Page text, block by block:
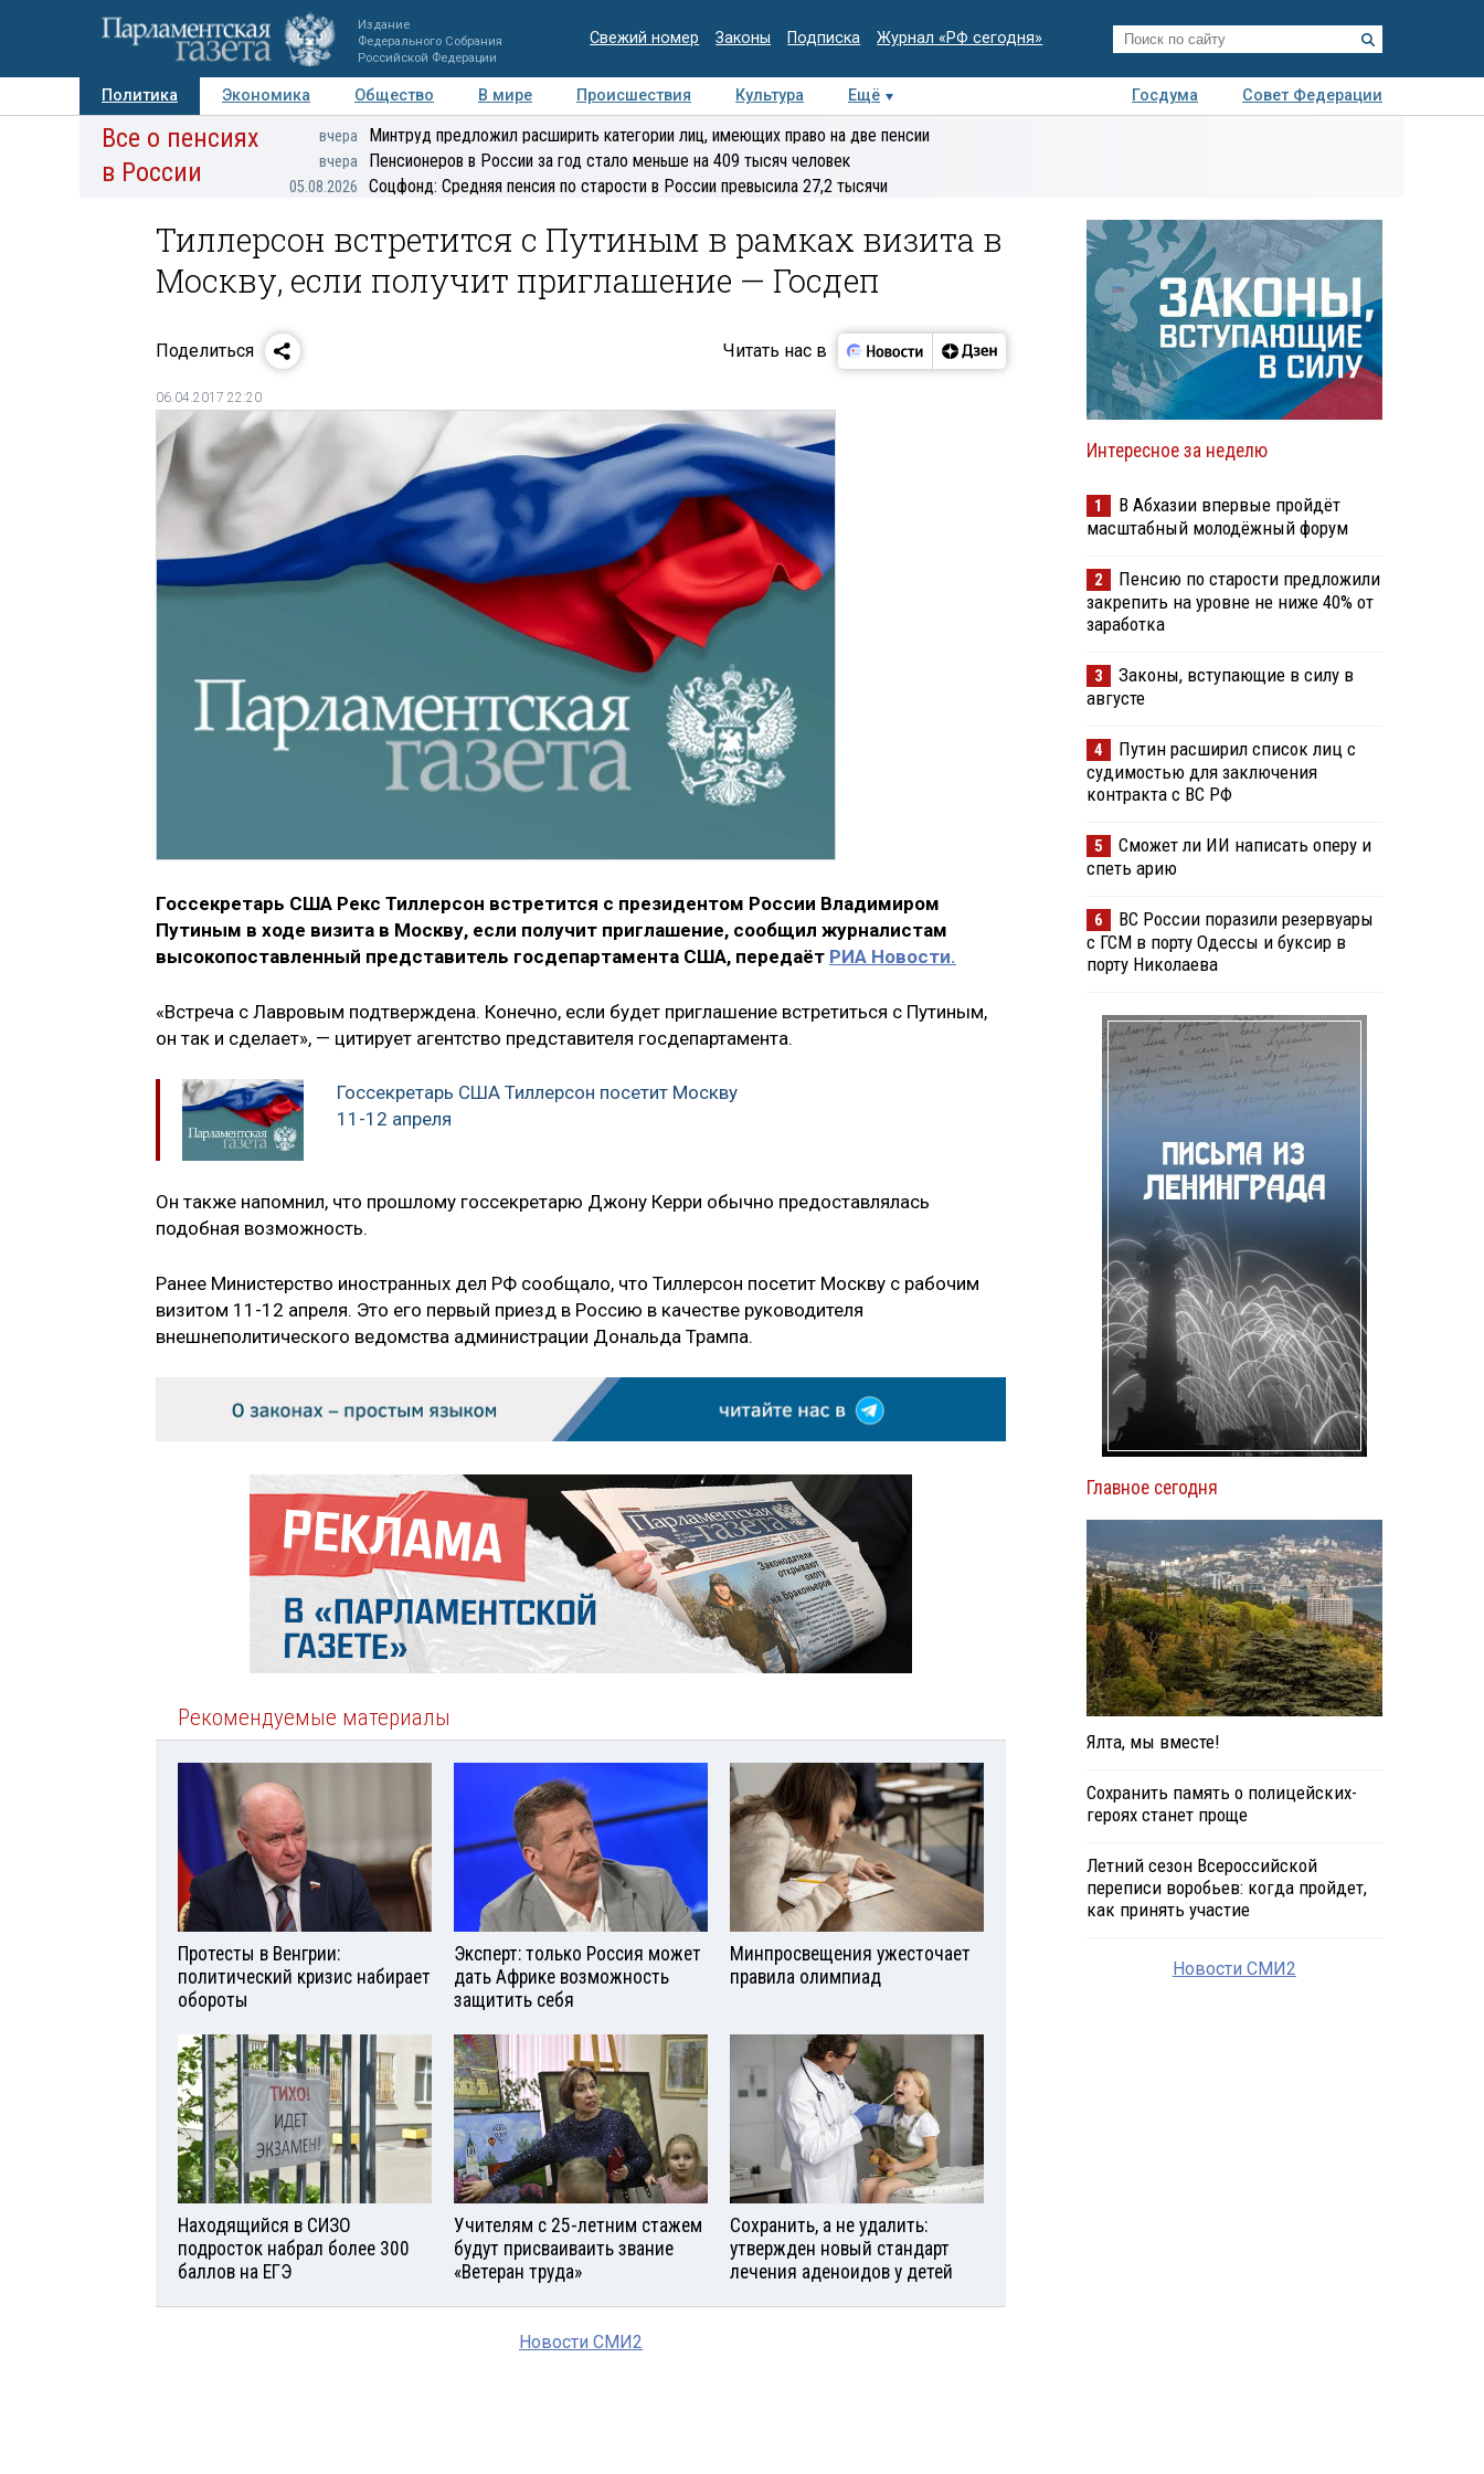
Издание
Федерального Собрания
Российской Федерации
Свежий номер Законы Подписка Журнал «РФ сегодня»
Политика Экономика Общество В мире Происшествия Культура Ещё Госдума
Совет Федерации
Авторы Персоны Мнения Регионы Медиацентр Интервью Колумнисты
Деловая
Все о пенсиях
в России
вчера Минтруд предложил расширить категории лиц, имеющих право на две пенсии
вчера Пенсионеров в России за год стало меньше на 409 тысяч человек
05.08.2026 Соцфонд: Средняя пенсия по старости в России превысила 27,2 тысячи
Тиллерсон встретится с Путиным в рамках визита в
Москву, если получит приглашение — Госдеп
Поделиться Читать нас в
06.04.2017 22:20
Госсекретарь США Рекс Тиллерсон встретится с президентом России Владимиром
Путиным в ходе визита в Москву, если получит приглашение, сообщил журналистам
высокопоставленный представитель госдепартамента США, передаёт РИА Новости.
«Встреча с Лавровым подтверждена. Конечно, если будет приглашение встретиться с Путиным,
он так и сделает», — цитирует агентство представителя госдепартамента.
Госсекретарь США Тиллерсон посетит Москву
11-12 апреля
Он также напомнил, что прошлому госсекретарю Джону Керри обычно предоставлялась
подобная возможность.
Ранее Министерство иностранных дел РФ сообщало, что Тиллерсон посетит Москву с рабочим
визитом 11-12 апреля. Это его первый приезд в Россию в качестве руководителя
внешнеполитического ведомства администрации Дональда Трампа.
Рекомендуемые материалы
Протесты в Венгрии:
политический кризис набирает
обороты
Эксперт: только Россия может
дать Африке возможность
защитить себя
Минпросвещения ужесточает
правила олимпиад
Находящийся в СИЗО
подросток набрал более 300
баллов на ЕГЭ
Учителям с 25-летним стажем
будут присваиваить звание
«Ветеран труда»
Сохранить, а не удалить:
утвержден новый стандарт
лечения аденоидов у детей
Новости СМИ2
Интересное за неделю
1
В Абхазии впервые пройдёт
масштабный молодёжный форум
2
Пенсию по старости предложили
закрепить на уровне не ниже 40% от
заработка
3
Законы, вступающие в силу в
августе
4
Путин расширил список лиц с
судимостью для заключения
контракта с ВС РФ
5
Сможет ли ИИ написать оперу и
спеть арию
6
ВС России поразили резервуары
с ГСМ в порту Одессы и буксир в
порту Николаева
Главное сегодня
Ялта, мы вместе!
Сохранить память о полицейских-
героях станет проще
Летний сезон Всероссийской
переписи воробьев: когда пройдет,
как принять участие
Новости СМИ2